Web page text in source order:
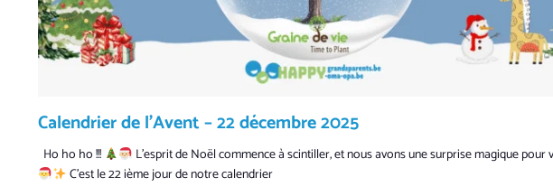
Calendrier de l’Avent – 22 décembre 2025
Ho ho ho !!!
L’esprit de Noël commence à scintiller, et nous avons une surprise magique pour
C’est le 22 ième jour de notre calendrier